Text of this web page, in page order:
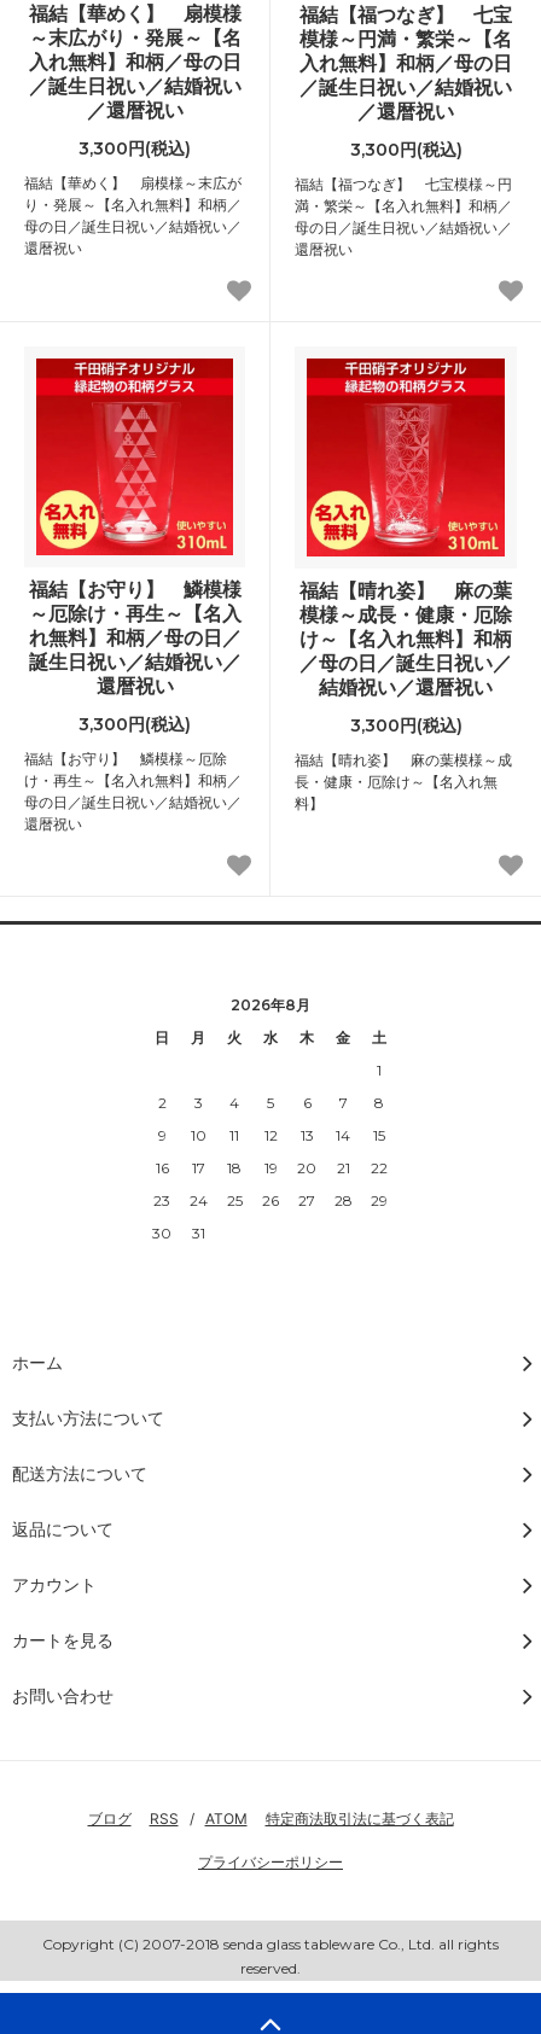
福結【華めく】 扇模様
～末広がり・発展～【名
入れ無料】和柄／母の日
／誕生日祝い／結婚祝い
／還暦祝い
3,300円(税込)
福結【華めく】 扇模様～末広が
り・発展～【名入れ無料】和柄／
母の日／誕生日祝い／結婚祝い／
還暦祝い
福結【福つなぎ】 七宝
模様～円満・繁栄～【名
入れ無料】和柄／母の日
／誕生日祝い／結婚祝い
／還暦祝い
3,300円(税込)
福結【福つなぎ】 七宝模様～円
満・繁栄～【名入れ無料】和柄／
母の日／誕生日祝い／結婚祝い／
還暦祝い
福結【お守り】 鱗模様
～厄除け・再生～【名入
れ無料】和柄／母の日／
誕生日祝い／結婚祝い／
還暦祝い
3,300円(税込)
福結【お守り】 鱗模様～厄除
け・再生～【名入れ無料】和柄／
母の日／誕生日祝い／結婚祝い／
還暦祝い
福結【晴れ姿】 麻の葉
模様～成長・健康・厄除
け～【名入れ無料】和柄
／母の日／誕生日祝い／
結婚祝い／還暦祝い
3,300円(税込)
福結【晴れ姿】 麻の葉模様～成
長・健康・厄除け～【名入れ無
料】
2026年8月
日
月 火 水 木 金
土
1
2
3 4 5 6 7
8
9
10 11 12 13 14
15
16
17 18 19 20 21
22
23
24 25 26 27 28
29
30
31
ホーム
支払い方法について
配送方法について
返品について
アカウント
カートを見る
お問い合わせ
ブログ RSS / ATOM 特定商法取引法に基づく表記
プライバシーポリシー
Copyright (C) 2007-2018 senda glass tableware Co., Ltd. all rights
reserved.